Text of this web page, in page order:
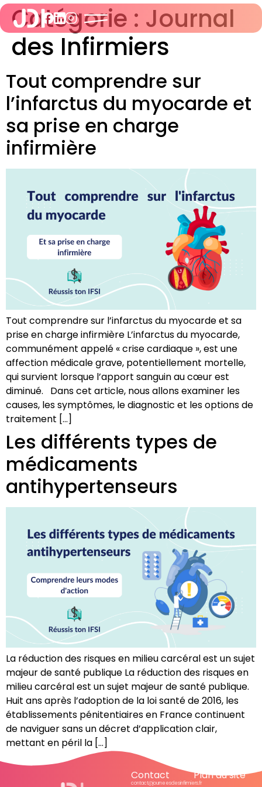
Catégorie : Journal
des Infirmiers
Tout comprendre sur
l’infarctus du myocarde et
sa prise en charge
infirmière
Tout comprendre sur l’infarctus du myocarde et sa
prise en charge infirmière L’infarctus du myocarde,
communément appelé « crise cardiaque », est une
affection médicale grave, potentiellement mortelle,
qui survient lorsque l’apport sanguin au cœur est
diminué. Dans cet article, nous allons examiner les
causes, les symptômes, le diagnostic et les options de
traitement […]
Les différents types de
médicaments
antihypertenseurs
La réduction des risques en milieu carcéral est un sujet
majeur de santé publique La réduction des risques en
milieu carcéral est un sujet majeur de santé publique.
Huit ans après l’adoption de la loi santé de 2016, les
établissements pénitentiaires en France continuent
de naviguer sans un décret d’application clair,
mettant en péril la […]
Contact
contact@journeesdesinfirmiers.fr
Plan du site